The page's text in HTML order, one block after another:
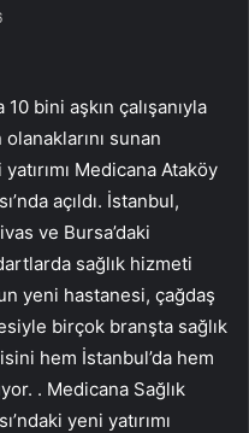
bini aşkın çalışanıyla
sunan
Medicana Ataköy
açıldı. İstanbul,
ve Bursa’daki
sağlık hizmeti
yeni hastanesi, çağdaş
birçok branşta sağlık
hem İstanbul’da hem
. Medicana Sağlık
yeni yatırımı